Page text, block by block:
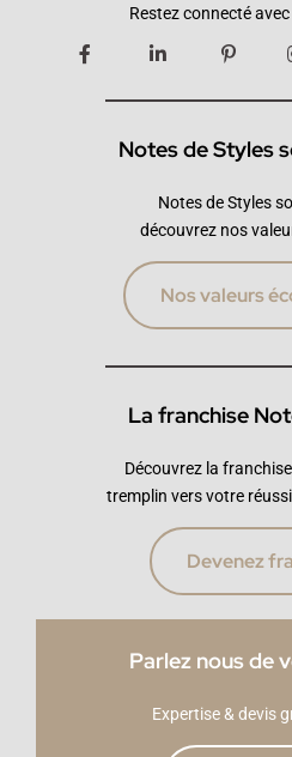
Restez connecté
Notes de Styles
Notes de Styles
découvrez nos
Nos valeurs
La franchise
Découvrez la
tremplin vers votre
Devenez
Parlez nous de
Expertise & devis